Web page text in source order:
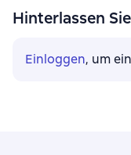
Hinterlassen
Einloggen, um